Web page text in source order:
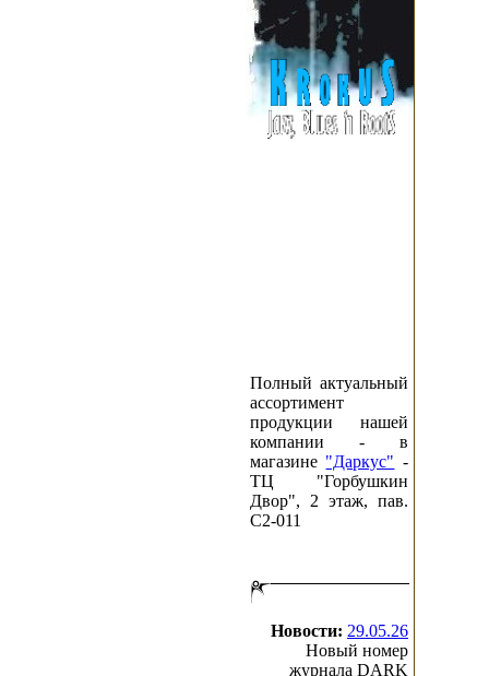
Полный актуальный
ассортимент
продукции нашей
компании - в
магазине "Даркус" -
ТЦ "Горбушкин
Двор", 2 этаж, пав.
C2-011
Новости: 29.05.26
Новый номер
журнала DARK